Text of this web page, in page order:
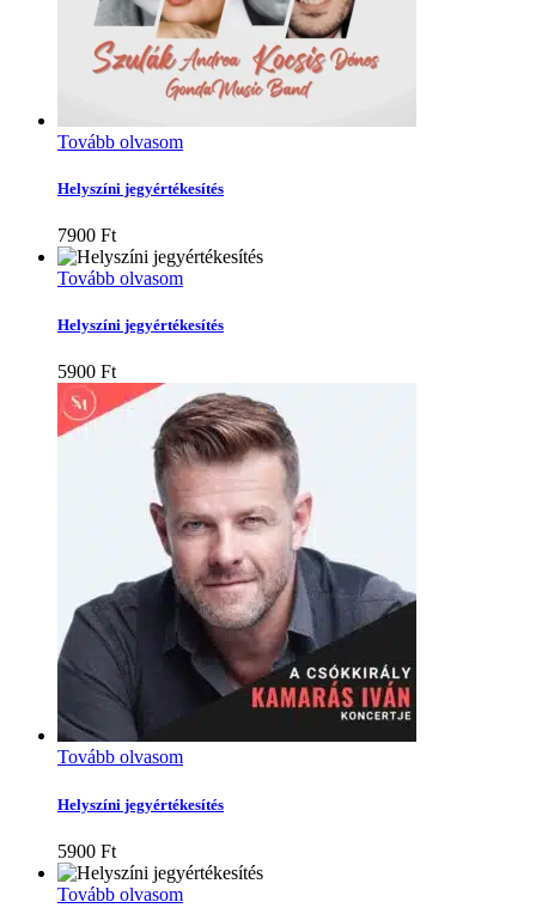
Tovább olvasom
Helyszíni jegyértékesítés
7900 Ft
Tovább olvasom
Helyszíni jegyértékesítés
5900 Ft
Tovább olvasom
Helyszíni jegyértékesítés
5900 Ft
Tovább olvasom